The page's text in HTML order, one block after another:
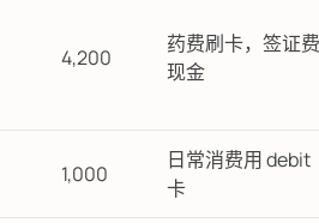
4,200
药费刷卡，签证费
现金
1,000
日常消费用 debit
卡